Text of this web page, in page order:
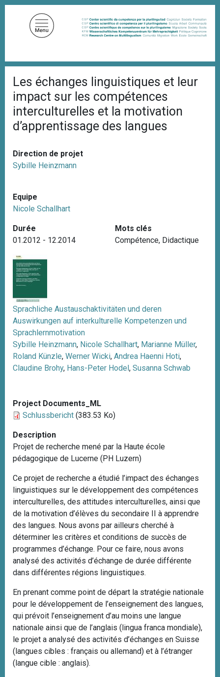
i
l
d
'
A
r
i
n
e
Les échanges linguistiques et leur
impact sur les compétences
interculturelles et la motivation
d’apprentissage des langues
Direction de projet
Sybille Heinzmann
Equipe
Nicole Schallhart
Durée
01.2012 - 12.2014
Mots clés
Compétence, Didactique
Sprachliche Austauschaktivitäten und deren
Auswirkungen auf interkulturelle Kompetenzen und
Sprachlernmotivation
Sybille Heinzmann, Nicole Schallhart, Marianne Müller,
Roland Künzle, Werner Wicki, Andrea Haenni Hoti,
Claudine Brohy, Hans-Peter Hodel , Susanna Schwab
Project Documents_ML
Schlussbericht (383.53 Ko)
Description
Projet de recherche mené par la Haute école
pédagogique de Lucerne (PH Luzern)
Ce projet de recherche a étudié l’impact des échanges
linguistiques sur le développement des compétences
interculturelles, des attitudes interculturelles, ainsi que
de la motivation d’élèves du secondaire II à apprendre
des langues. Nous avons par ailleurs cherché à
déterminer les critères et conditions de succès de
programmes d’échange. Pour ce faire, nous avons
analysé des activités d’échange de durée différente
dans différentes régions linguistiques.
En prenant comme point de départ la stratégie nationale
pour le développement de l’enseignement des langues,
qui prévoit l’enseignement d’au moins une langue
nationale ainsi que de l’anglais (lingua franca mondiale),
le projet a analysé des activités d’échanges en Suisse
(langues cibles : français ou allemand) et à l’étranger
(langue cible : anglais).